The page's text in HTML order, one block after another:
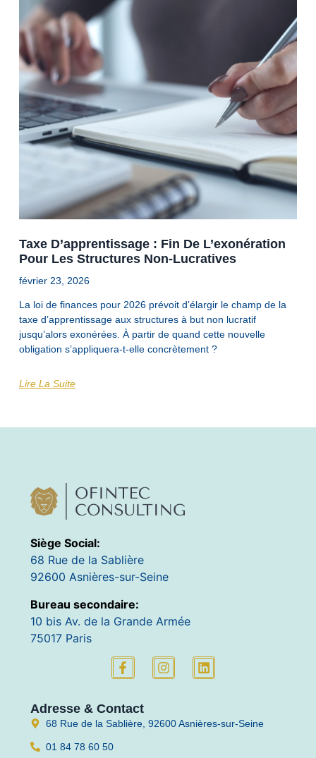
Taxe D’apprentissage : Fin De L’exonération
Pour Les Structures Non-Lucratives
février 23, 2026
La loi de finances pour 2026 prévoit d’élargir le champ de la
taxe d’apprentissage aux structures à but non lucratif
jusqu’alors exonérées. À partir de quand cette nouvelle
obligation s’appliquera-t-elle concrètement ?
Lire La Suite
Siège Social:
68 Rue de la Sablière
92600 Asnières-sur-Seine
Bureau secondaire:
10 bis Av. de la Grande Armée
75017 Paris
Adresse & Contact
68 Rue de la Sablière, 92600 Asnières-sur-Seine
01 84 78 60 50